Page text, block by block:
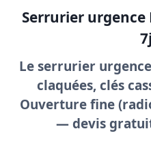
Serrurier
Le serrurier
claquées, clés
Ouverture fine
—devis